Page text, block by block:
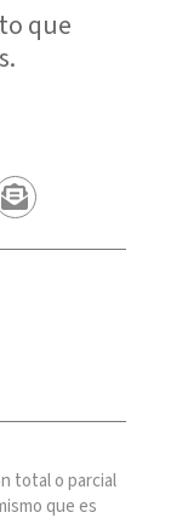
que
total o parcial
que es